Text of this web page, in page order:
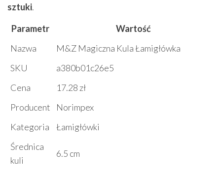
sztuki.
Parametr
Wartość
Nazwa
M&Z Magiczna Kula Łamigłówka
SKU
a380b01c26e5
Cena
17.28 zł
Producent
Norimpex
Kategoria
Łamigłówki
Średnica
kuli
6.5 cm